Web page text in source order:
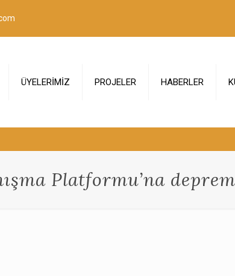
ÜYELERİMİZ PROJELER HABERLER
Platformu’na